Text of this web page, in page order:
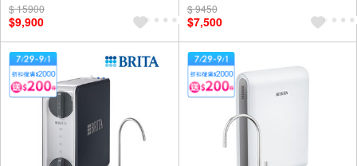
$ 15900
$9,900
滿額贈券
$ 9450
$7,500